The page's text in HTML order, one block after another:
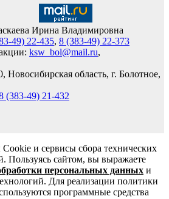
Ирина Владимировна
49) 22-435, 8 (383-49) 22-373
ksw_bol@mail.ru,
Новосибирская область, г. Болотное,
(383-49) 21-432
и сервисы сбора технических
Пользуясь сайтом, вы выражаете
персональных данных и
Для реализации политики
программные средства